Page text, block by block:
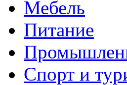
Мебель
Питание
Спорт и